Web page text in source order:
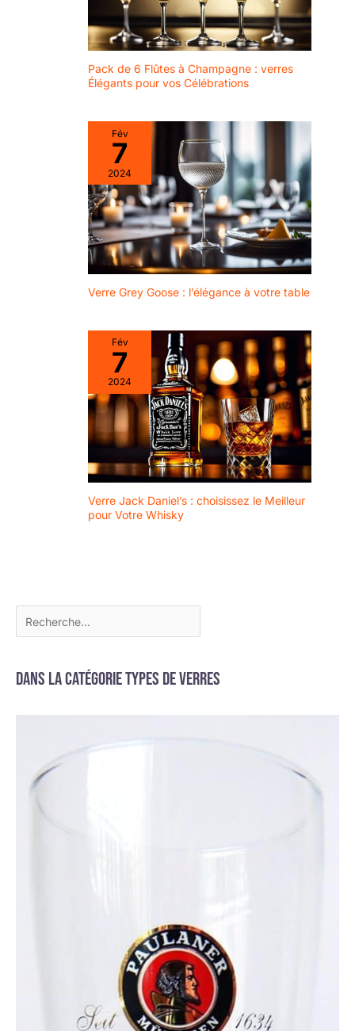
Pack de 6 Flûtes à Champagne : verres
Élégants pour vos Célébrations
Fév
7
2024
Verre Grey Goose : l’élégance à votre table
Fév
7
2024
Verre Jack Daniel’s : choisissez le Meilleur
pour Votre Whisky
Dans la catégorie Types de verres